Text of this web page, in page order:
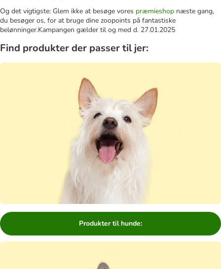
Og det vigtigste: Glem ikke at besøge vores præmieshop næste gang,
du besøger os, for at bruge dine zoopoints på fantastiske
belønninger.Kampangen gælder til og med d. 27.01.2025
Find produkter der passer til jer:
Produkter til hunde: